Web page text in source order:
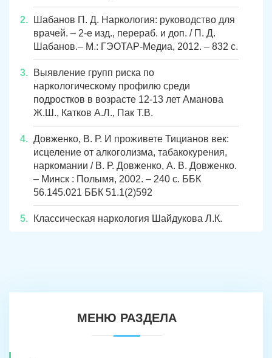
Шабанов П. Д. Наркология: руководство для
врачей. – 2-е изд., перераб. и доп. / П. Д.
Шабанов.– М.: ГЭОТАР-Медиа, 2012. – 832 с.
Выявление групп риска по
наркологическому профилю среди
подростков в возрасте 12-13 лет Аманова
Ж.Ш., Катков А.Л., Пак Т.В.
Довженко, В. Р. И проживете Тицианов век:
исцеление от алкоголизма, табакокурения,
наркомании / В. Р. Довженко, А. В. Довженко.
– Минск : Полымя, 2002. – 240 с. ББК
56.145.021 ББК 51.1(2)592
Классическая наркология Шайдукова Л.К.
МЕНЮ РАЗДЕЛА